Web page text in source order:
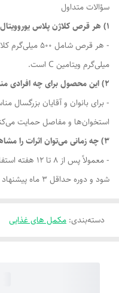
سؤالات متداول
1) هر قرص کلاژن پلاس یوروویتال چه ترکیباتی دارد؟
میلی‌گرم ویتامین C است.
2) این محصول برای چه افرادی مناسب است؟
- برای بانوان و آقایان
استخوان‌ها و مفاصل حمایت
3) چه زمانی می‌توان اثرات را مشاهده کرد؟
- معمولاً پس
شود و دوره حداقل 3 ماه پیشنهاد می‌شود.
دسته‌بندی: مکمل های غذایی